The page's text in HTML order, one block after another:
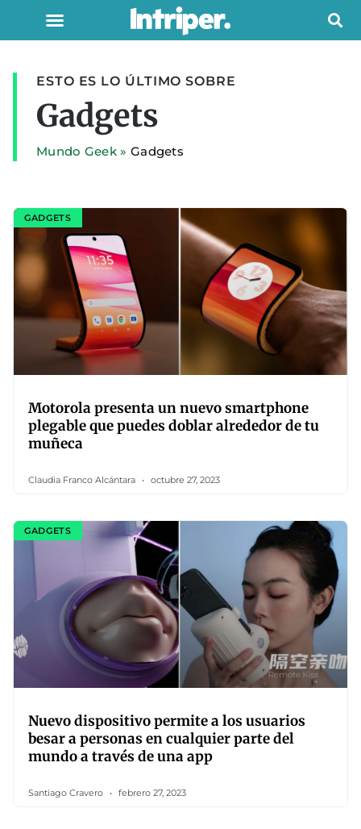
ESTO ES LO ÚLTIMO SOBRE
Gadgets
Mundo Geek » Gadgets
GADGETS
Motorola presenta un nuevo smartphone
plegable que puedes doblar alrededor de tu
muñeca
Claudia Franco Alcántara octubre 27, 2023
GADGETS
Nuevo dispositivo permite a los usuarios
besar a personas en cualquier parte del
mundo a través de una app
Santiago Cravero febrero 27, 2023